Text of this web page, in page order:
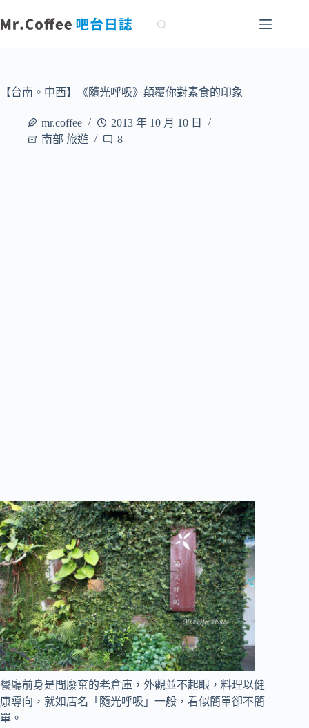
至
容【台南。中西】《隨光呼吸》顛覆你對素食的印象
mr.coffee
2013 年 10 月 10 日
南部 旅遊
8
餐廳前身是間廢棄的老倉庫，外觀並不起眼 ， 料理以健
康導向，就如店名「隨光呼吸」一般，看似簡單卻不簡
單 。